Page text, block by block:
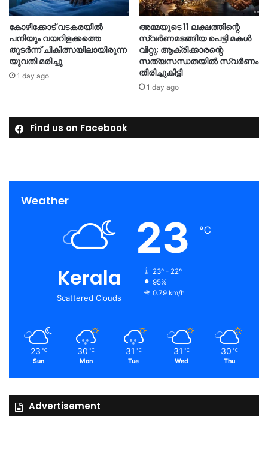
കോഴിക്കോട് വടകരയിൽ
പനിയും വയറിളക്കത്തെ
തുടർന്ന് ചികിത്സയിലായിരുന്ന
യുവതി മരിച്ചു
1 day ago
അമ്മയുടെ 11 ലക്ഷത്തിന്റെ
സ്വർണമടങ്ങിയ പെട്ടി മകൾ
വിറ്റു; ആക്രിക്കാരന്റെ
സത്യസന്ധതയിൽ സ്വർണം
തിരിച്ചുകിട്ടി
1 day ago
Find us on Facebook
Weather
Kerala
Scattered Clouds
23 ℃
23º - 22º
95%
0.79 km/h
23 ℃
Sun
30 ℃
Mon
31 ℃
Tue
31 ℃
Wed
30 ℃
Thu
Advertisement